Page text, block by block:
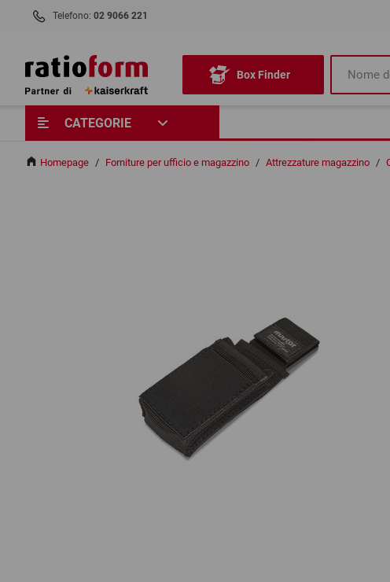
Telefono: 02 9066 221
Box Finder
CATEGORIE
Homepage / Forniture per ufficio e magazzino / Attrezzature magazzino /